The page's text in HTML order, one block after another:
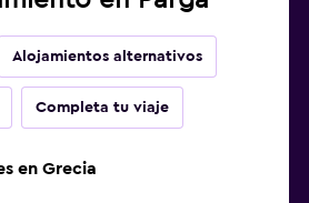
Alojamientos alternativos
Completa tu viaje
en Grecia